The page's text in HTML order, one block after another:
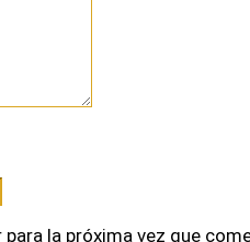
la próxima vez que